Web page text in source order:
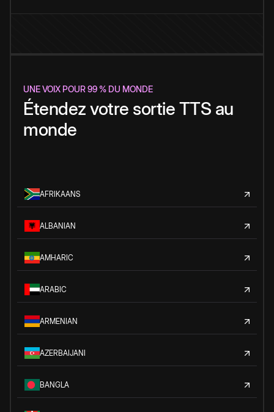
UNE VOIX POUR 99 % DU MONDE
Étendez votre sortie TTS au
monde
AFRIKAANS
ALBANIAN
AMHARIC
ARABIC
ARMENIAN
AZERBAIJANI
BANGLA